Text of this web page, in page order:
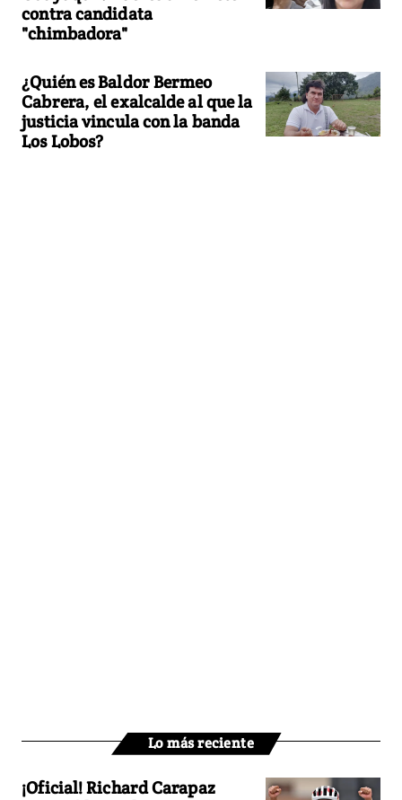
contra candidata
"chimbadora"
¿Quién es Baldor Bermeo
Cabrera, el exalcalde al que la
justicia vincula con la banda
Los Lobos?
Lo más reciente
¡Oficial! Richard Carapaz